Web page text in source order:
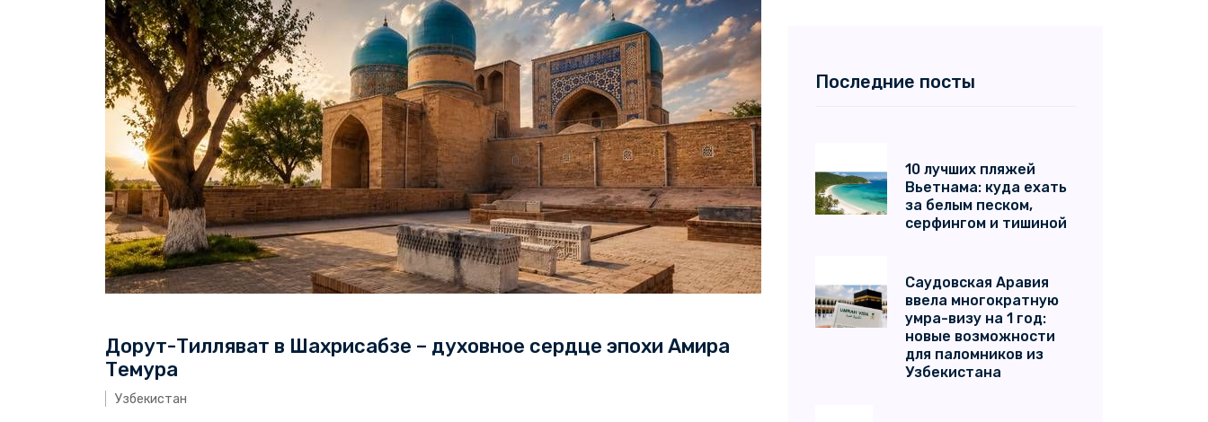
Дорут-Тилляват в Шахрисабзе – духовное сердце эпохи Амира
Темура
Узбекистан
Последние посты
10 лучших пляжей
Вьетнама: куда ехать
за белым песком,
серфингом и тишиной
Саудовская Аравия
ввела многократную
умра-визу на 1 год:
новые возможности
для паломников из
Узбекистана